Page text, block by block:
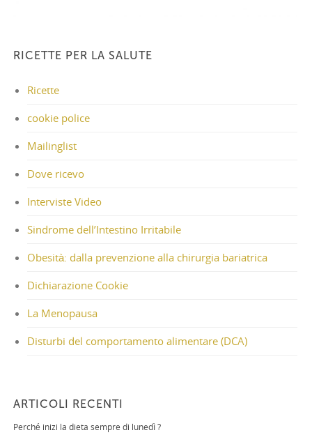
RICETTE PER LA SALUTE
Ricette
cookie police
Mailinglist
Dove ricevo
Interviste Video
Sindrome dell’Intestino Irritabile
Obesità: dalla prevenzione alla chirurgia bariatrica
Dichiarazione Cookie
La Menopausa
Disturbi del comportamento alimentare (DCA)
ARTICOLI RECENTI
Perché inizi la dieta sempre di lunedì ?